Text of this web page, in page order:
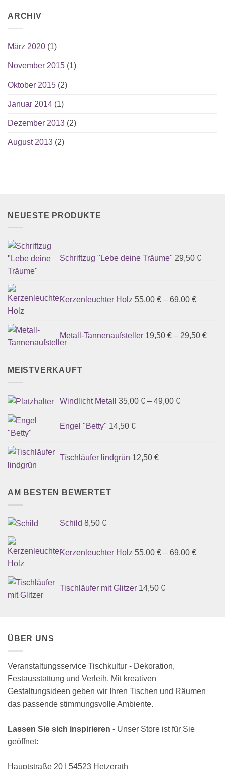
ARCHIV
März 2020 (1)
November 2015 (1)
Oktober 2015 (2)
Januar 2014 (1)
Dezember 2013 (2)
August 2013 (2)
NEUESTE PRODUKTE
Schriftzug "Lebe deine Träume" 29,50 €
Kerzenleuchter Holz 55,00 € – 69,00 €
Metall-Tannenaufsteller 19,50 € – 29,50 €
MEISTVERKAUFT
Windlicht Metall 35,00 € – 49,00 €
Engel "Betty" 14,50 €
Tischläufer lindgrün 12,50 €
AM BESTEN BEWERTET
Schild 8,50 €
Kerzenleuchter Holz 55,00 € – 69,00 €
Tischläufer mit Glitzer 14,50 €
ÜBER UNS
Veranstaltungsservice Tischkultur - Dekoration,
Festausstattung und Verleih. Mit kreativen
Gestaltungsideen geben wir Ihren Tischen und Räumen
das passende stimmungsvolle Ambiente.
Lassen Sie sich inspirieren - Unser Store ist für Sie
geöffnet:
Hauptstraße 20 | 54523 Hetzerath